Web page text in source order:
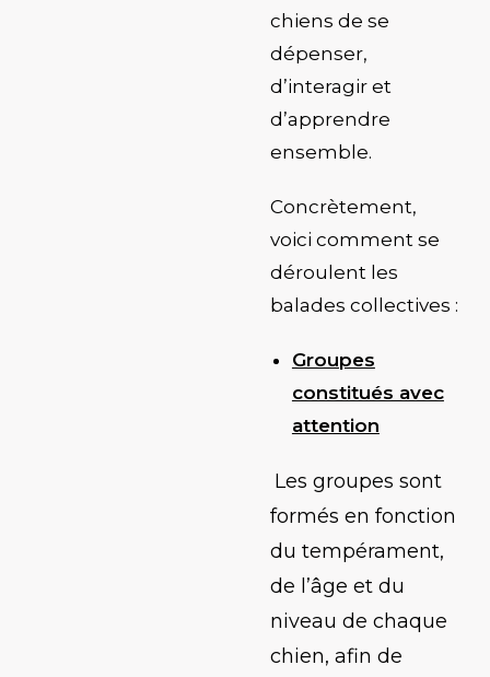
chiens de se
dépenser,
d’interagir et
d’apprendre
ensemble.
Concrètement,
voici comment se
déroulent les
balades collectives :
Groupes
constitués avec
attention
Les groupes sont
formés en fonction
du tempérament,
de l’âge et du
niveau de chaque
chien, afin de